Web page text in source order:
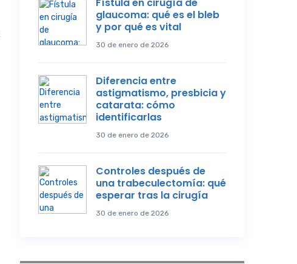
glaucoma: qué es el bleb
y por qué es vital
30 de enero de 2026
Diferencia entre
astigmatismo, presbicia y
catarata: cómo
identificarlas
30 de enero de 2026
Controles después de
una trabeculectomía: qué
esperar tras la cirugía
30 de enero de 2026